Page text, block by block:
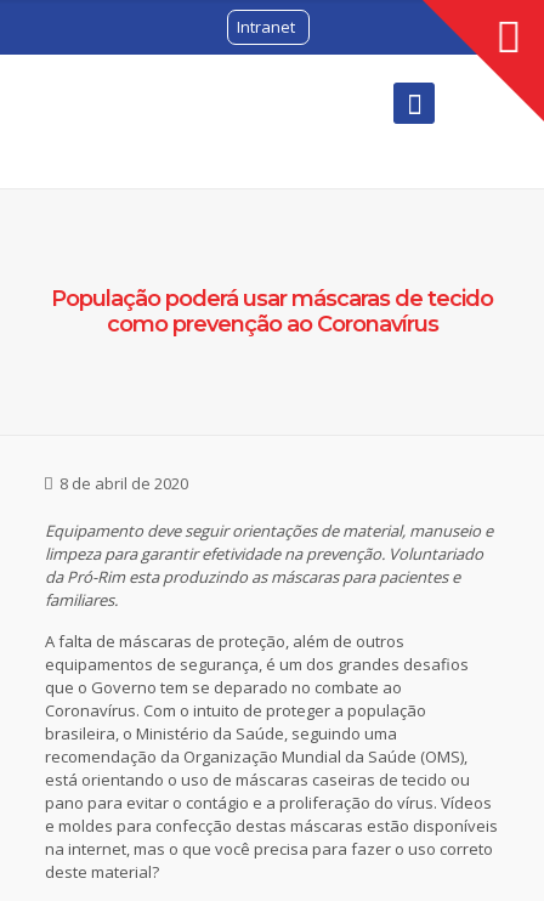
Intranet
População poderá usar máscaras de tecido
como prevenção ao Coronavírus
8 de abril de 2020
Equipamento deve seguir orientações de material, manuseio e
limpeza para garantir efetividade na prevenção. Voluntariado
da Pró-Rim esta produzindo as máscaras para pacientes e
familiares.
A falta de máscaras de proteção, além de outros
equipamentos de segurança, é um dos grandes desafios
que o Governo tem se deparado no combate ao
Coronavírus. Com o intuito de proteger a população
brasileira, o Ministério da Saúde, seguindo uma
recomendação da Organização Mundial da Saúde (OMS),
está orientando o uso de máscaras caseiras de tecido ou
pano para evitar o contágio e a proliferação do vírus. Vídeos
e moldes para confecção destas máscaras estão disponíveis
na internet, mas o que você precisa para fazer o uso correto
deste material?